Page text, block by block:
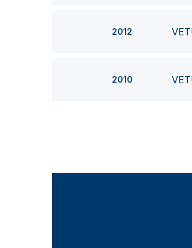
2012
2010